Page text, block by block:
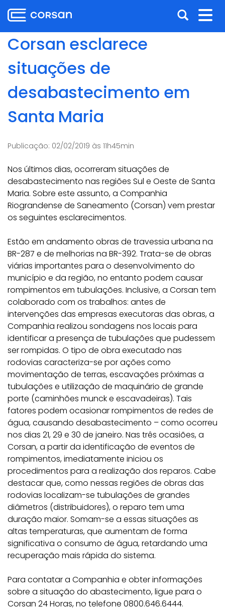
para
o
conteúdo
para
menu
para
para
o
conteúdo
Abrir
a
Corsan esclarece
situações de
desabastecimento em
Santa Maria
Publicação: 02/02/2019 às 11h45min
Nos últimos dias, ocorreram situações de
desabastecimento nas regiões Sul e Oeste de Santa
Maria. Sobre este assunto, a Companhia
Riograndense de Saneamento (Corsan) vem prestar
os seguintes esclarecimentos.
Estão em andamento obras de travessia urbana na
BR-287 e de melhorias na BR-392. Trata-se de obras
viárias importantes para o desenvolvimento do
município e da região, no entanto podem causar
rompimentos em tubulações. Inclusive, a Corsan tem
colaborado com os trabalhos: antes de
intervenções das empresas executoras das obras, a
Companhia realizou sondagens nos locais para
identificar a presença de tubulações que pudessem
ser rompidas. O tipo de obra executado nas
rodovias caracteriza-se por ações como
movimentação de terras, escavações próximas a
tubulações e utilização de maquinário de grande
porte (caminhões munck e escavadeiras). Tais
fatores podem ocasionar rompimentos de redes de
água, causando desabastecimento – como ocorreu
nos dias 21, 29 e 30 de janeiro. Nas três ocasiões, a
Corsan, a partir da identificação de eventos de
rompimentos, imediatamente iniciou os
procedimentos para a realização dos reparos. Cabe
destacar que, como nessas regiões de obras das
rodovias localizam-se tubulações de grandes
diâmetros (distribuidores), o reparo tem uma
duração maior. Somam-se a essas situações as
altas temperaturas, que aumentam de forma
significativa o consumo de água, retardando uma
recuperação mais rápida do sistema.
Para contatar a Companhia e obter informações
sobre a situação do abastecimento, ligue para o
Corsan 24 Horas, no telefone 0800.646.6444.